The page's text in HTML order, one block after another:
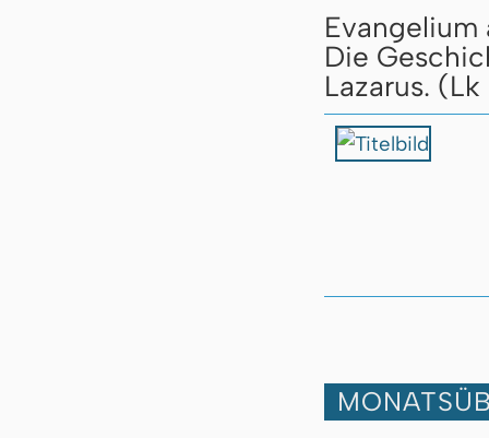
Evangelium
Die
Lazarus. (Lk